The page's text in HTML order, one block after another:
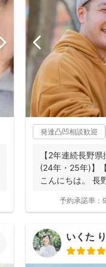
発達凸凹相談歓迎
【2年連続長野
(24年・25年)】
こんにちは。 長
予約承諾率：
いくた